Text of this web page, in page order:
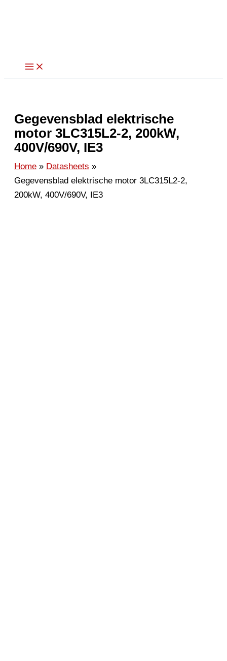
Gegevensblad elektrische
motor 3LC315L2-2, 200kW,
400V/690V, IE3
Home
Datasheets
Gegevensblad elektrische motor 3LC315L2-2,
200kW, 400V/690V, IE3